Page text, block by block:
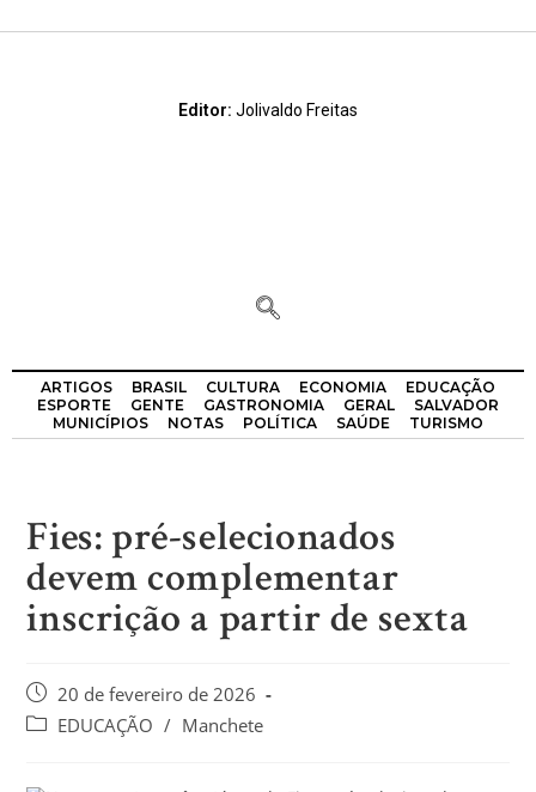
Editor: Jolivaldo Freitas
ARTIGOS BRASIL CULTURA ECONOMIA
EDUCAÇÃO
ESPORTE
GENTE GASTRONOMIA GERAL
SALVADOR
MUNICÍPIOS
NOTAS POLÍTICA SAÚDE TURISMO
Fies: pré-selecionados
devem complementar
inscrição a partir de sexta
20 de fevereiro de 2026
EDUCAÇÃO / Manchete